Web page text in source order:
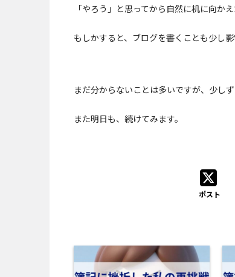
「やろう」と思ってから自然に机に向か
もしかすると、ブログを書くことも少し
まだ分からないことは多いですが、少し
また明日も、続けてみます。
ポスト